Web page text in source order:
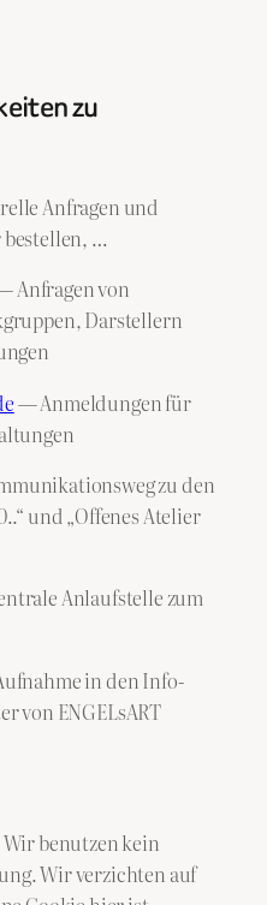
zu
Anfragen und
…
Anfragen von
Darstellern
— Anmeldungen für
zu den
und „Offenes Atelier
Anlaufstelle zum
in den Info-
von ENGELsART
benutzen kein
Wir verzichten auf